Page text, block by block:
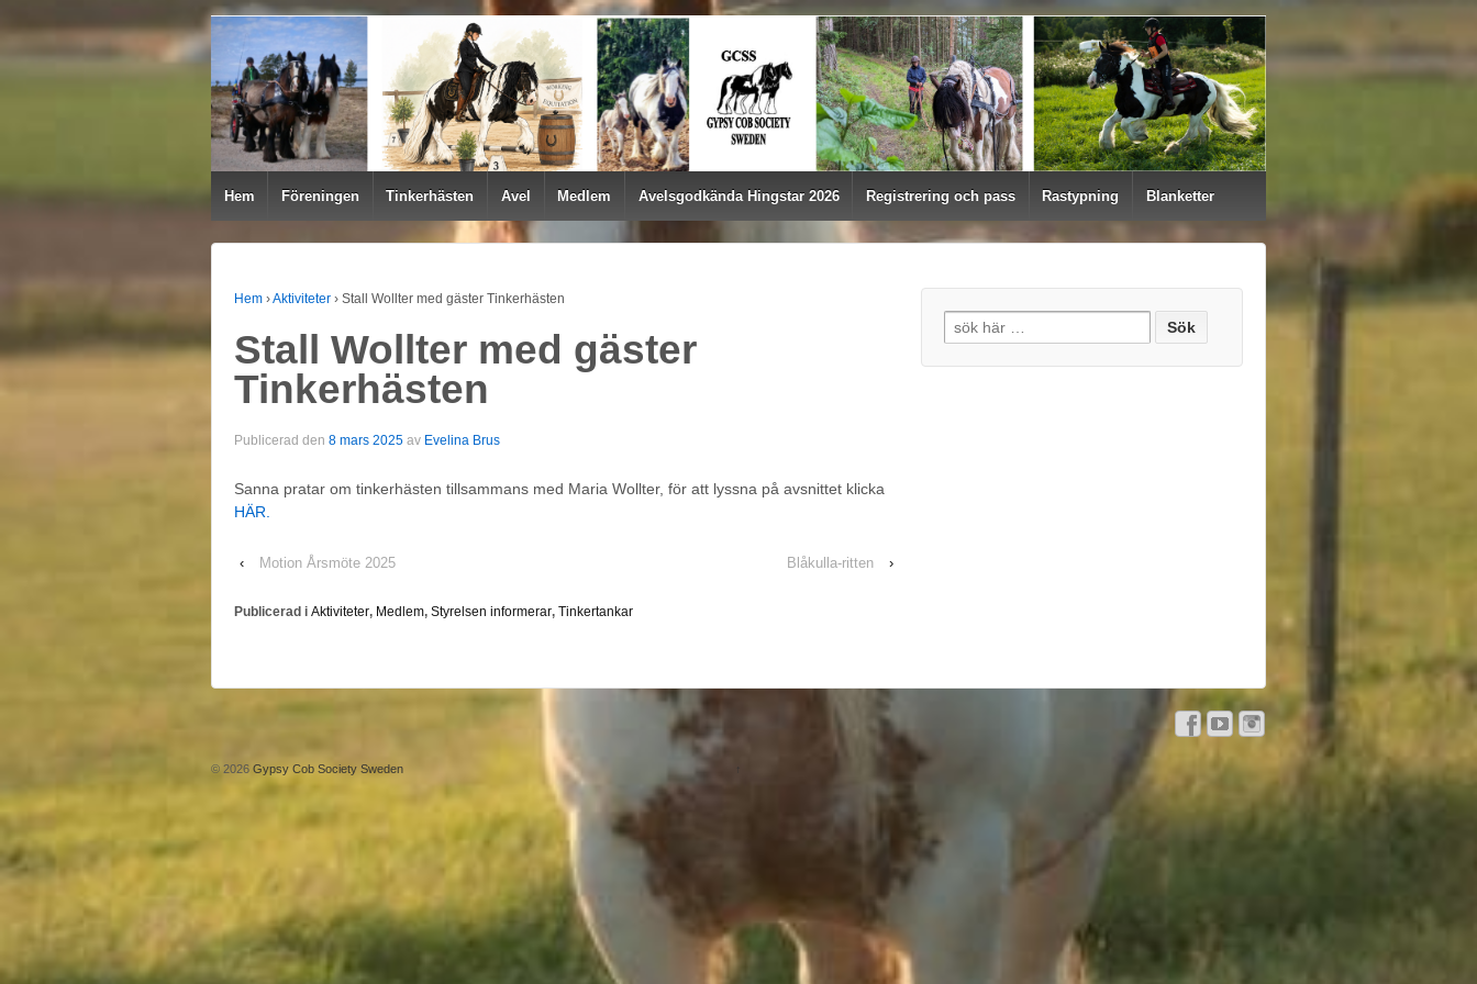
Hem Föreningen Tinkerhästen Avel Medlem Avelsgodkända Hingstar 2026 Registrering och pass Rastypning Blanketter
Hem ›Aktiviteter › Stall Wollter med gäster Tinkerhästen
Stall Wollter med gäster
Tinkerhästen
Publicerad den 8 mars 2025 av Evelina Brus
Sanna pratar om tinkerhästen tillsammans med Maria Wollter, för att lyssna på avsnittet klicka
HÄR.
‹ Motion Årsmöte 2025 Blåkulla-ritten ›
Publicerad i Aktiviteter, Medlem, Styrelsen informerar, Tinkertankar
Search for:
© 2026 Gypsy Cob Society Sweden